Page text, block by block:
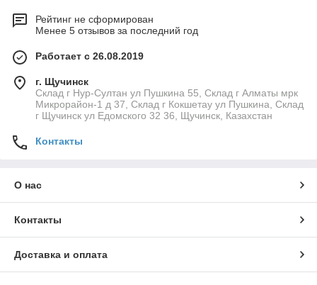
Рейтинг не сформирован
Менее 5 отзывов за последний год
Работает с 26.08.2019
г. Щучинск
Склад г Нур-Султан ул Пушкина 55, Склад г Алматы мрк
Микрорайон-1 д 37, Склад г Кокшетау ул Пушкина, Склад
г Щучинск ул Едомского 32 36, Щучинск, Казахстан
Контакты
О нас
Контакты
Доставка и оплата